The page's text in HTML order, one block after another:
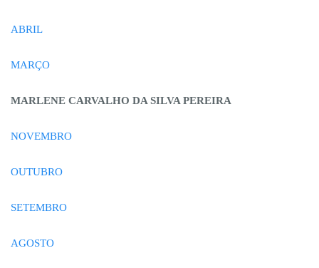
ABRIL
MARÇO
MARLENE CARVALHO DA SILVA PEREIRA
NOVEMBRO
OUTUBRO
SETEMBRO
AGOSTO